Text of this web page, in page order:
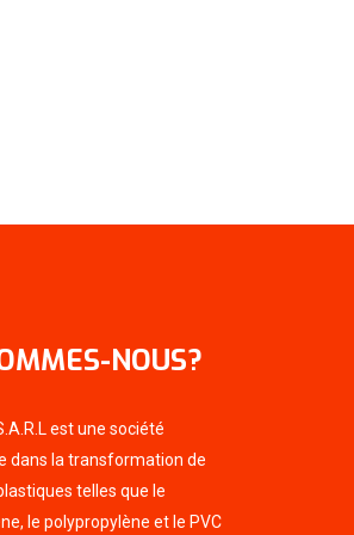
NOUS?
est une société
dans la transformation de
telles que le
le polypropylène et le PVC